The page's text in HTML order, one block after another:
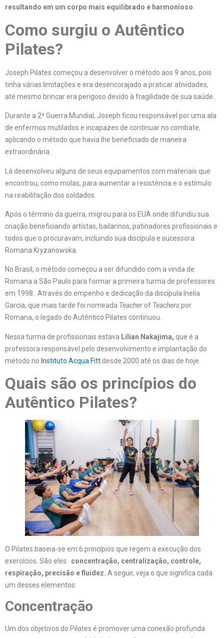
resultando em um corpo mais equilibrado e harmonioso.
Como surgiu o Autêntico
Pilates?
Joseph Pilates começou a desenvolver o método aos 9 anos, pois
tinha várias limitações e era desencorajado a praticar atividades,
até mesmo brincar era perigoso devido à fragilidade de sua saúde.
Durante a 2ª Guerra Mundial, Joseph ficou responsável por uma ala
de enfermos mutilados e incapazes de continuar no combate,
aplicando o método que havia lhe beneficiado de maneira
extraordinária.
Lá desenvolveu alguns de seus equipamentos com materiais que
encontrou, como molas, para aumentar a resistência e o estímulo
na reabilitação dos soldados.
Após o término da guerra, migrou para os EUA onde difundiu sua
criação beneficiando artistas, bailarinos, patinadores profissionais e
todos que o procuravam, incluindo sua discípula e sucessora
Romana Kryzanowska.
No Brasil, o método começou a ser difundido com a vinda de
Romana a São Paulo para formar a primeira turma de professores
em 1998. Através do empenho e dedicação da discípula Inelia
Garcia, que mais tarde foi nomeada Teacher of Teacherspor
Romana, o legado do Autêntico Pilates continuou.
Nessa turma de profissionais estava Lilian Nakajima, que é a
professora responsável pelo desenvolvimento e implantação do
método no Instituto Acqua Fitt desde 2000 até os dias de hoje.
Quais são os princípios do
Autêntico Pilates?
O Pilates baseia-se em 6 princípios que regem a execução dos
exercícios. São eles: concentração, centralização, controle,
respiração, precisão e fluidez. A seguir, veja o que significa cada
um desses elementos:
Concentração
Um dos objetivos do Pilates é promover uma conexão profunda